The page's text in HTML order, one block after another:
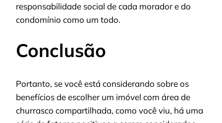
responsabilidade social de cada morador e do
condomínio como um todo.
Conclusão
Portanto, se você está considerando sobre os
benefícios de escolher um imóvel com área de
churrasco compartilhada, como você viu, há uma